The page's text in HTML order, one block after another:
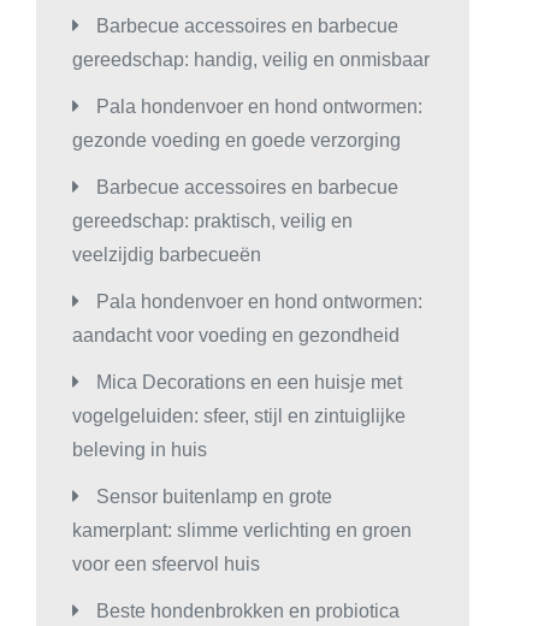
Barbecue accessoires en barbecue
gereedschap: handig, veilig en onmisbaar
Pala hondenvoer en hond ontwormen:
gezonde voeding en goede verzorging
Barbecue accessoires en barbecue
gereedschap: praktisch, veilig en
veelzijdig barbecueën
Pala hondenvoer en hond ontwormen:
aandacht voor voeding en gezondheid
Mica Decorations en een huisje met
vogelgeluiden: sfeer, stijl en zintuiglijke
beleving in huis
Sensor buitenlamp en grote
kamerplant: slimme verlichting en groen
voor een sfeervol huis
Beste hondenbrokken en probiotica